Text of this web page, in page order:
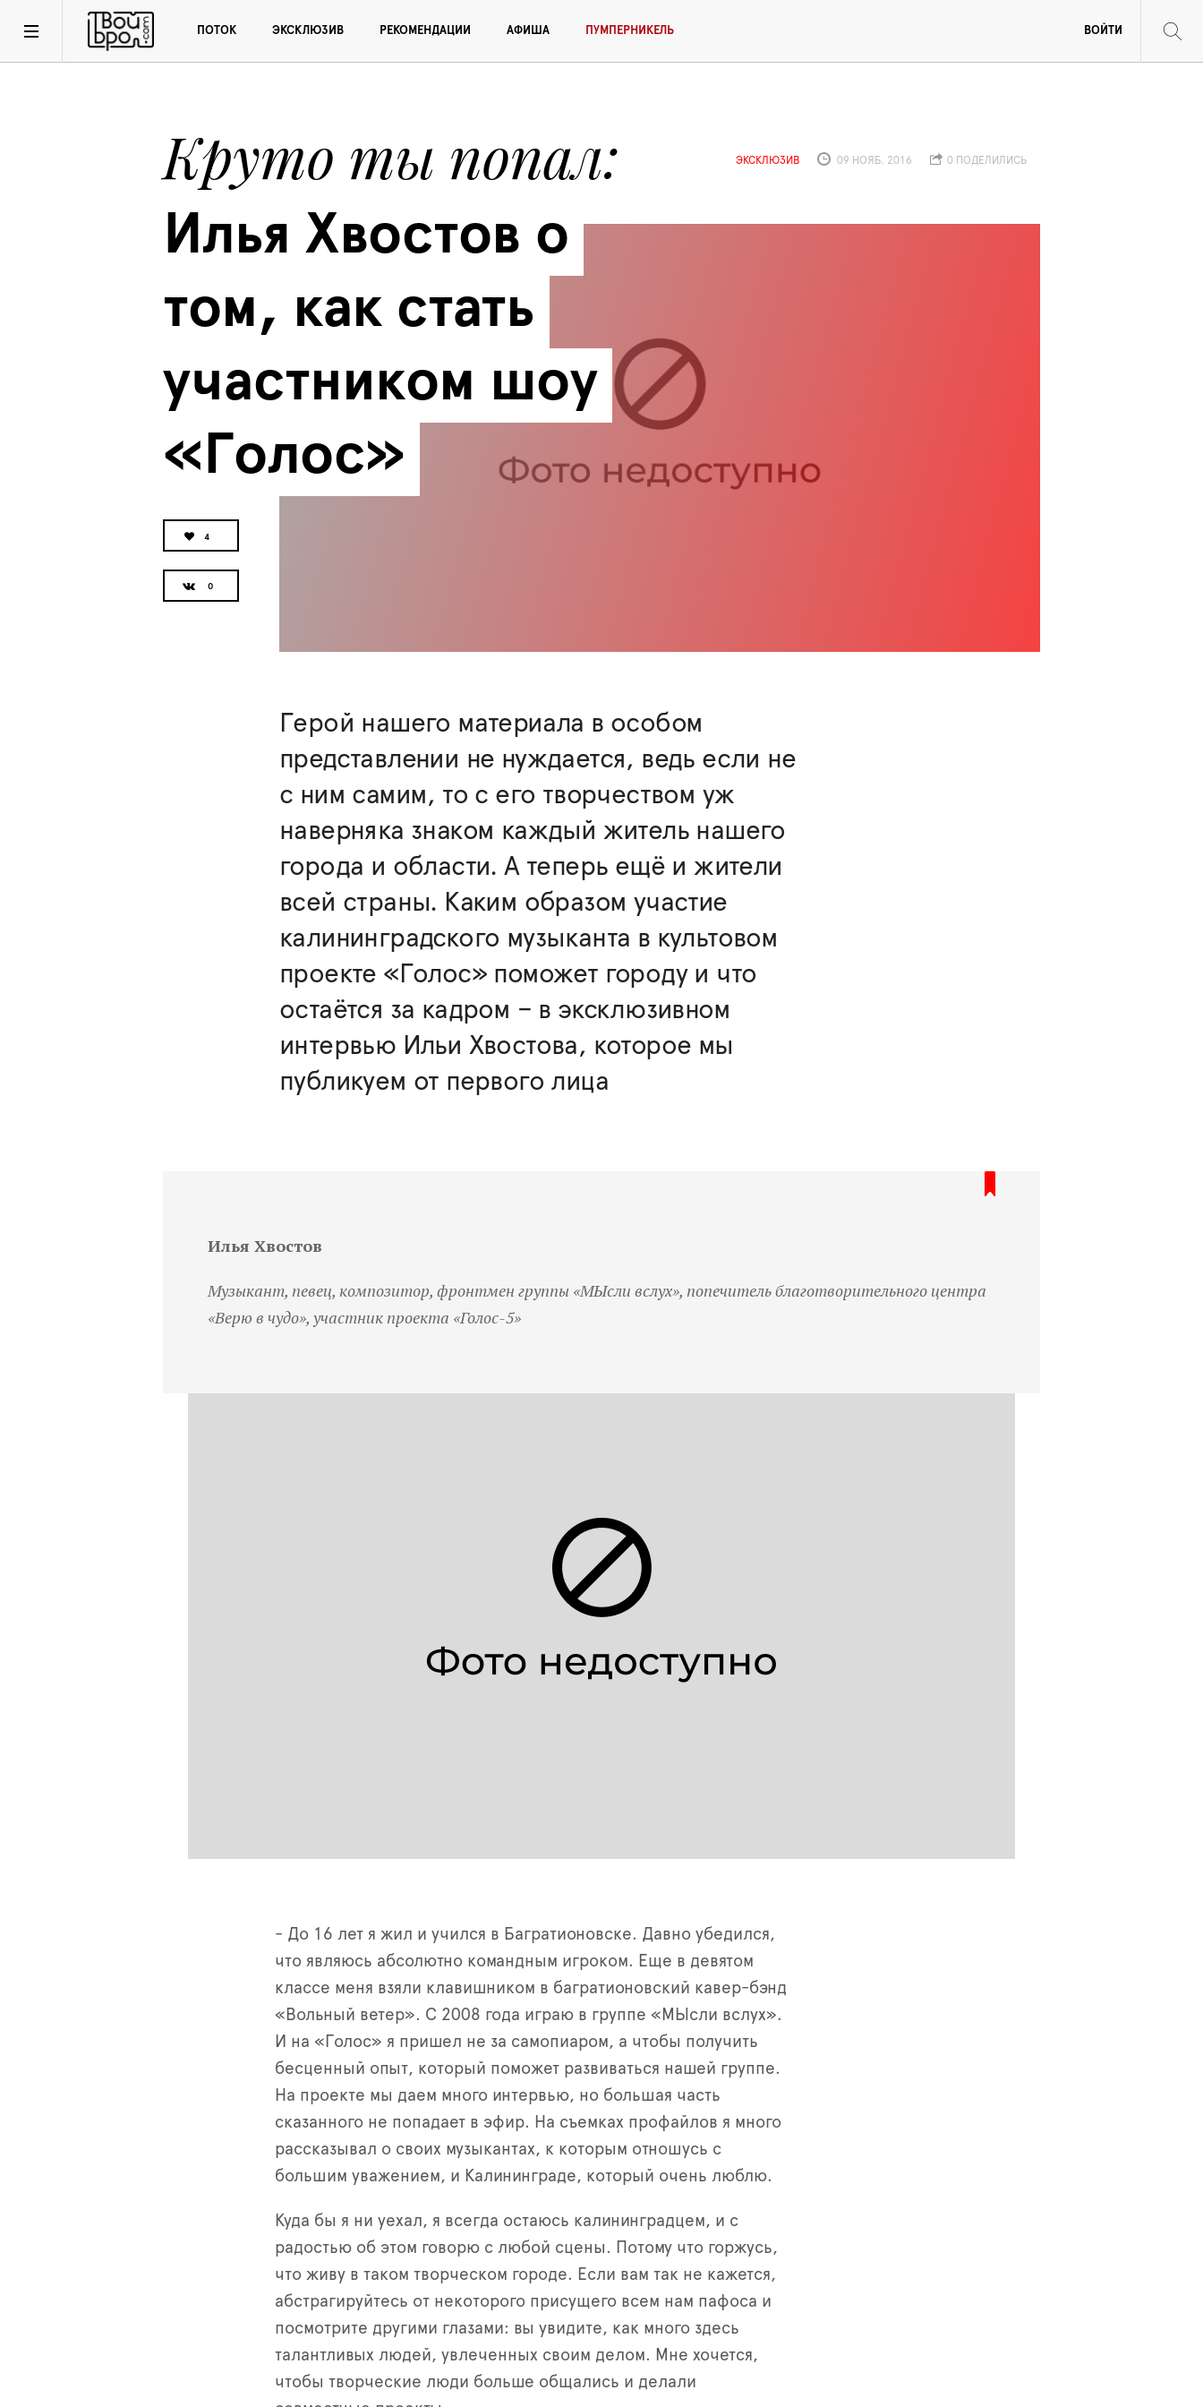
ПОТОК ЭКСКЛЮЗИВ РЕКОМЕНДАЦИИ АФИША ПУМПЕРНИКЕЛЬ ВОЙТИ
Круто ты попал
Илья Хвостов о
том, как стать
участником шоу
«Голос»
4
ЭКСКЛЮЗИВ 09 НОЯБ. 2016 0 ПОДЕЛИЛИСЬ
Герой нашего материала в особом
представлении не нуждается, ведь если не
с ним самим, то с его творчеством уж
наверняка знаком каждый житель нашего
города и области. А теперь ещё и жители
всей страны. Каким образом участие
калининградского музыканта в культовом
проекте «Голос» поможет городу и что
остаётся за кадром – в эксклюзивном
интервью Ильи Хвостова, которое мы
публикуем от первого лица
Илья Хвостов
Музыкант, певец, композитор, фронтмен группы «МЫсли вслух», попечитель благотворительного центра
«Верю в чудо», участник проекта «Голос-5»
- До 16 лет я жил и учился в Багратионовске. Давно убедился,
что являюсь абсолютно командным игроком. Еще в девятом
классе меня взяли клавишником в багратионовский кавер-бэнд
«Вольный ветер». С 2008 года играю в группе «МЫсли вслух».
И на «Голос» я пришел не за самопиаром, а чтобы получить
бесценный опыт, который поможет развиваться нашей группе.
На проекте мы даем много интервью, но большая часть
сказанного не попадает в эфир. На съемках профайлов я много
рассказывал о своих музыкантах, к которым отношусь с
большим уважением, и Калининграде, который очень люблю.
Куда бы я ни уехал, я всегда остаюсь калининградцем, и с
радостью об этом говорю с любой сцены. Потому что горжусь,
что живу в таком творческом городе. Если вам так не кажется,
абстрагируйтесь от некоторого присущего всем нам пафоса и
посмотрите другими глазами: вы увидите, как много здесь
талантливых людей, увлеченных своим делом. Мне хочется,
чтобы творческие люди больше общались и делали